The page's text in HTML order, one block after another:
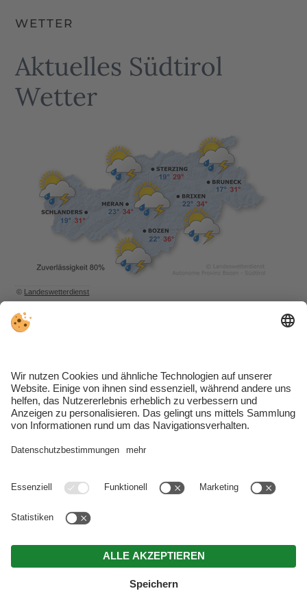
WETTER
Aktuelles Südtirol
Wetter
© Landeswetterdienst